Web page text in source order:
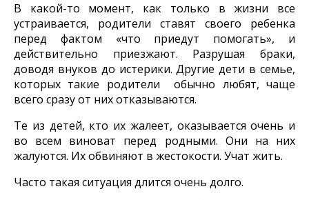
В какой-то момент, как только в жизни все
устраивается, родители ставят своего ребенка
перед фактом «что приедут помогать», и
действительно приезжают. Разрушая браки,
доводя внуков до истерики. Другие дети в семье,
которых такие родители обычно любят, чаще
всего сразу от них отказываются.
Те из детей, кто их жалеет, оказывается очень и
во всем виноват перед родными. Они на них
жалуются. Их обвиняют в жестокости. Учат жить.
Часто такая ситуация длится очень долго.